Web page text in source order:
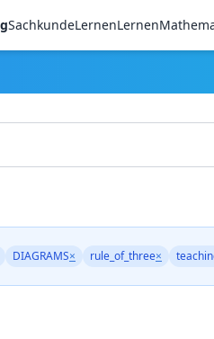
SachkundeLernenLernen
DIAGRAMS× rule_of_three×